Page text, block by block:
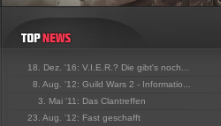
18. Dez. '16: V.I.E.R.? Die gibt's noch...
8. Aug. '12: Guild Wars 2 - Informatio...
3. Mai '11: Das Clantreffen
23. Aug. '12: Fast geschafft